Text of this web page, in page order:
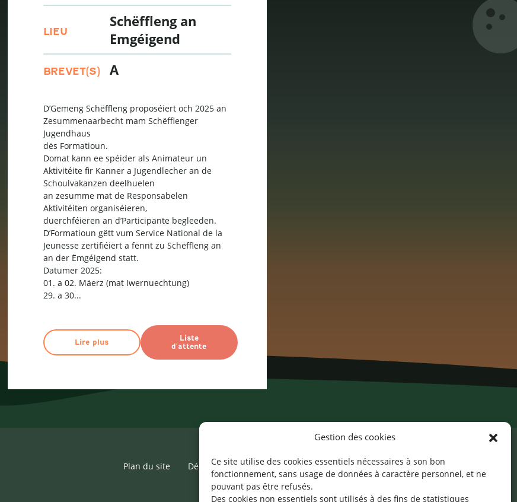
Gestion des cookies
Ce site utilise des cookies essentiels nécessaires à son bon
fonctionnement, sans usage de données à caractère personnel, et ne
pouvant pas être refusés.
Des cookies non essentiels sont utilisés à des fins de statistiques
LIEU
Schëffleng an
Emgéigend
BREVET(S) A
D’Gemeng Schëffleng proposéiert och 2025 an
Zesummenaarbecht mam Schëfflenger
Jugendhaus
dës Formatioun.
Domat kann ee spéider als Animateur un
Aktivitéite fir Kanner a Jugendlecher an de
Schoulvakanzen deelhuelen
an zesumme mat de Responsabelen
Aktivitéiten organiséieren,
duerchféieren an d’Participante begleeden.
D’Formatioun gëtt vum Service National de la
Jeunesse zertifiéiert a fënnt zu Schëffleng an
an der Ëmgéigend statt.
Datumer 2025:
01. a 02. Mäerz (mat Iwernuechtung)
29. a 30...
Lire plus
Liste
d'attente
Plan du site Déclaration d’accessibilité Mentions légales ©2026 SNJ